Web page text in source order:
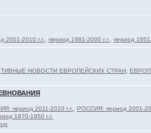
2001-2010 г.г. период 1981-2000 г.г. период
НОВОСТИ ЕВРОПЕЙСКИХ СТРАН,
период 2011-2020 г.г.
РОССИЯ: период 2001-
1870-1950 г.г.